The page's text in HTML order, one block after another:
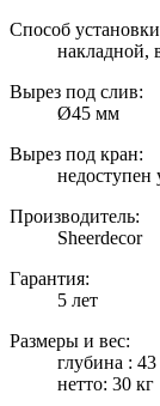
Способ
накладной,
Вырез под слив:
Ø45 мм
Вырез под кран:
Производитель:
Sheerdecor
Гарантия:
5 лет
Размеры и вес:
глубина :
нетто: 30 кг